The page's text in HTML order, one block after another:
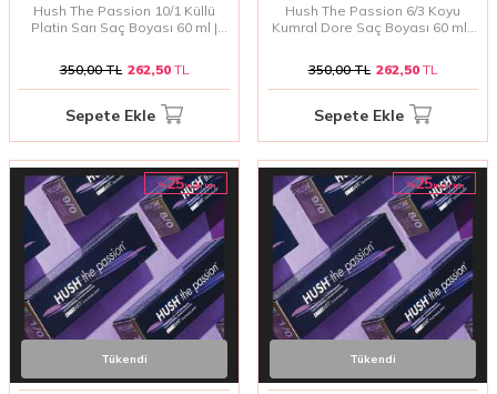
Hush The Passion 10/1 Küllü
Platin Sarı Saç Boyası 60 ml |
350,00TL 262,50TL
Sepete Ekle
Hush The Passion 6/3 Koyu
Kumral Dore Saç Boyası 60 ml |
350,00TL 262,50TL
Sepete Ekle
%25i̇ndirim
Tükendi
%25i̇ndirim
Tükendi